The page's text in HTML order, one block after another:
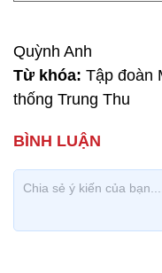
Quỳnh Anh
Từ khóa: Tập đoàn
thống Trung Thu